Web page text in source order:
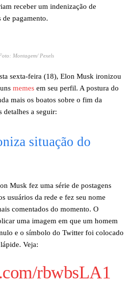
receber um indenização de
de pagamento.
Montagem/ Pexels
sexta-feira (18), Elon Musk ironizou
memes em seu perfil. A postura do
mais os boatos sobre o fim da
detalhes a seguir:
situação do
Musk fez uma série de postagens
usuários da rede e fez seu nome
comentados do momento. O
uma imagem em que um homem
e o símbolo do Twitter foi colocado
Veja:
rbwbsLA1